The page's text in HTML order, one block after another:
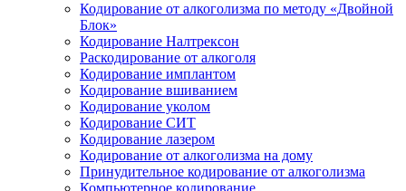
Кодирование от алкоголизма по методу «Двойной
Блок»
Кодирование Налтрексон
Раскодирование от алкоголя
Кодирование имплантом
Кодирование вшиванием
Кодирование уколом
Кодирование СИТ
Кодирование лазером
Кодирование от алкоголизма на дому
Принудительное кодирование от алкоголизма
Компьютерное кодирование